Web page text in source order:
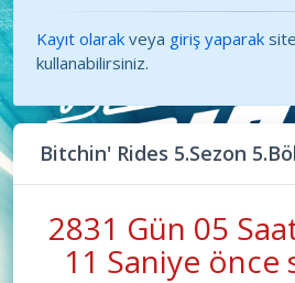
Kayıt olarak veya giriş yaparak
kullanabilirsiniz.
Bitchin' Rides 5.Sezon
2831 Gün 05
11 Saniye önce